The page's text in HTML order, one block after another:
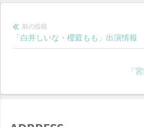
投
稿
ゲ
前の投稿
前
の
「白井しいな・櫻庭もも」出演情報
「